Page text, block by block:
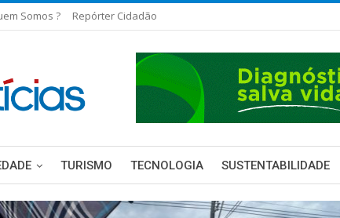
Somos ? Repórter Cidadão
TURISMO TECNOLOGIA SUSTENTABILIDADE